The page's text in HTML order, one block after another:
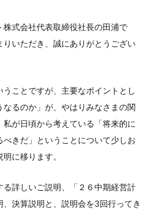
株式会社代表取締役社長の田浦で
いただき、誠にありがとうござい
ことですが、主要なポイントとし
るのか」が、やはりみなさまの関
が日頃から考えている「将来的に
きだ」ということについて少しお
に移ります。
る詳しいご説明、「２６中期経営計
決算説明と、説明会を3回行ってき